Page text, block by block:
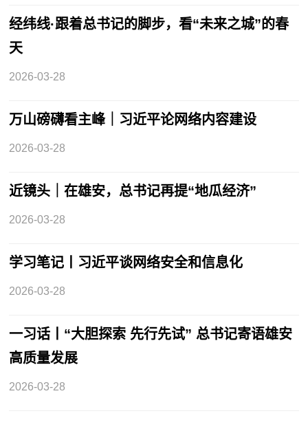
经纬线·跟着总书记的脚步，看“未来之城”的春
天
2026-03-28
万山磅礴看主峰｜习近平论网络内容建设
2026-03-28
近镜头｜在雄安，总书记再提“地瓜经济”
2026-03-28
学习笔记丨习近平谈网络安全和信息化
2026-03-28
一习话丨“大胆探索 先行先试” 总书记寄语雄安
高质量发展
2026-03-28